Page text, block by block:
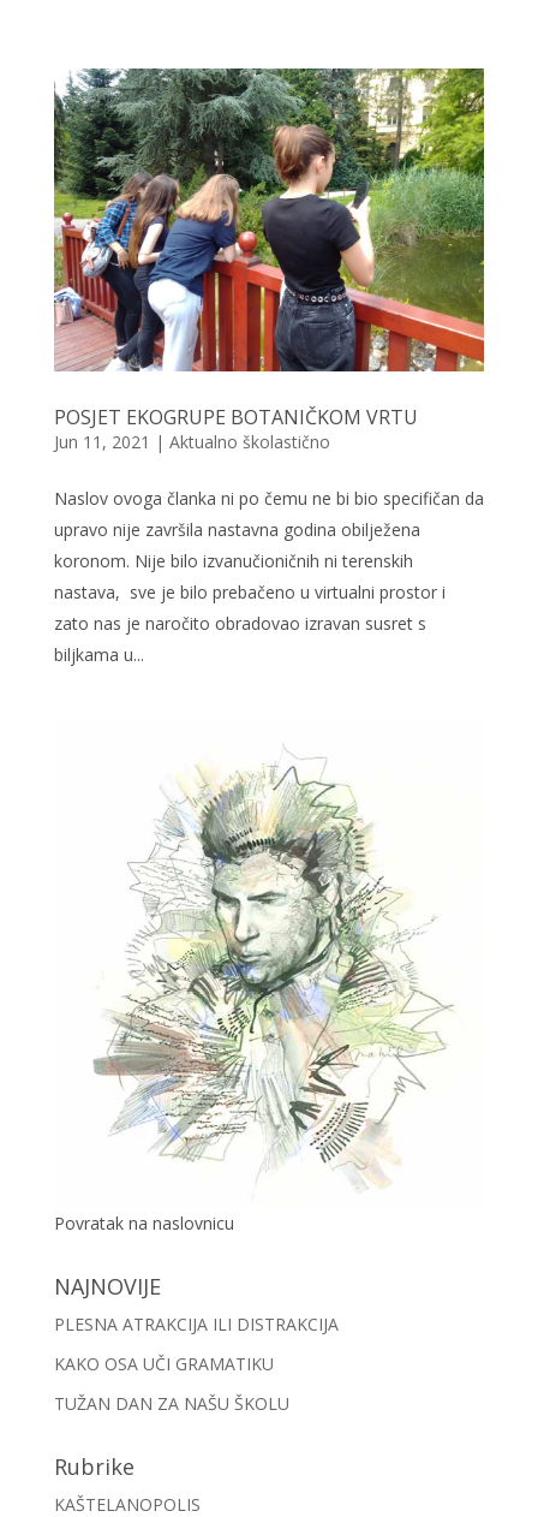
POSJET EKOGRUPE BOTANIČKOM VRTU
Jun 11, 2021 | Aktualno školastično
Naslov ovoga članka ni po čemu ne bi bio specifičan da
upravo nije završila nastavna godina obilježena
koronom. Nije bilo izvanučioničnih ni terenskih
nastava, sve je bilo prebačeno u virtualni prostor i
zato nas je naročito obradovao izravan susret s
biljkama u...
Povratak na naslovnicu
NAJNOVIJE
PLESNA ATRAKCIJA ILI DISTRAKCIJA
KAKO OSA UČI GRAMATIKU
TUŽAN DAN ZA NAŠU ŠKOLU
Rubrike
KAŠTELANOPOLIS